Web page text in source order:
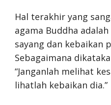
Hal terakhir yang
agama Buddha
sayang dan kebaikan
Sebagaimana
“Janganlah melihat
lihatlah kebaikan dia.”